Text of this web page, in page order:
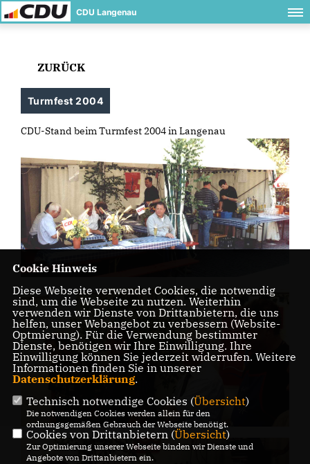
CDU Langenau
ZURÜCK
Turmfest 2004
CDU-Stand beim Turmfest 2004 in Langenau
Cookie Hinweis
Diese Webseite verwendet Cookies, die notwendig
sind, um die Webseite zu nutzen. Weiterhin
verwenden wir Dienste von Drittanbietern, die uns
helfen, unser Webangebot zu verbessern (Website-
Optmierung). Für die Verwendung bestimmter
Dienste, benötigen wir Ihre Einwilligung. Ihre
Einwilligung können Sie jederzeit widerrufen. Weitere
Informationen finden Sie in unserer
Datenschutzerklärung.
Technisch notwendige Cookies (Übersicht)
Die notwendigen Cookies werden allein für den
ordnungsgemäßen Gebrauch der Webseite benötigt.
Cookies von Drittanbietern (Übersicht)
Zur Optimierung unserer Webseite binden wir Dienste und
Angebote von Drittanbietern ein.